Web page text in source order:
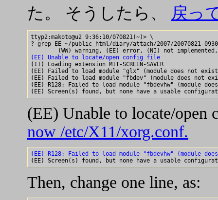
た。 そうしたら、
戻っ
ttyp2:makoto@u2 9:36:10/070821(~)> \
? grep EE ~/public_html/diary/attach/2007/20070821-0930
(EE) Unable to locate/open config file
(II) Loading extension MIT-SCREEN-SAVER
(EE) Failed to load module "glx" (module does not
(EE) Failed to load module "fbdev" (module does not
(EE) R128: Failed to load module "fbdevhw" (module
(EE) Unable to locate/
now /etc/X11/xorg.conf.
(EE) R128: Failed to load module "fbdevhw" (module
Then, change one line, as: